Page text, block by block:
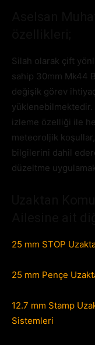
Silah olarak çift
sahip 30mm Mk44
değişik görev
yüklenebilmektedir.
izleme özelliği ile
meteoroljik
bilgilerini dahil
düzeltme
25 mm STOP
25 mm Pençe
12.7 mm Stamp
Sistemleri